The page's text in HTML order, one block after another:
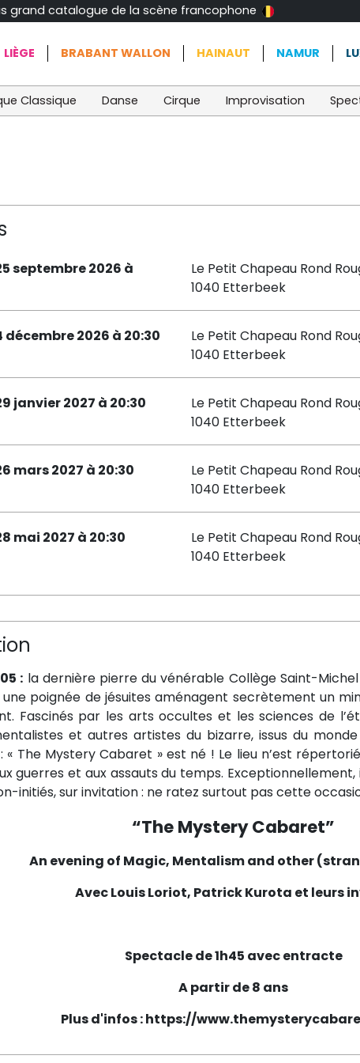
grand catalogue de la scène francophone
LIÈGE BRABANT WALLON HAINAUT NAMUR
Classique Danse Cirque Improvisation
septembre 2026 à
Le Petit Chapeau Rond
1040 Etterbeek
2026 à 20:30
Le Petit Chapeau Rond
1040 Etterbeek
janvier 2027 à 20:30
Le Petit Chapeau Rond
1040 Etterbeek
mars 2027 à 20:30
Le Petit Chapeau Rond
1040 Etterbeek
mai 2027 à 20:30
Le Petit Chapeau Rond
1040 Etterbeek
: la dernière pierre du vénérable Collège Saint-
poignée de jésuites aménagent secrètement un
Fascinés par les arts occultes et les sciences de
et autres artistes du bizarre, issus du
« The Mystery Cabaret » est né ! Le lieu n’est
guerres et aux assauts du temps.
initiés, sur invitation : ne ratez surtout pas cette
“The Mystery Cabaret”
An evening of Magic, Mentalism and other
AvecLouis Loriot, Patrick Kurota et leurs
Spectacle de 1h45 avec entracte
A partir de 8 ans
Plus d'infos : https://